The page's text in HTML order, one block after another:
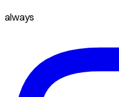
always